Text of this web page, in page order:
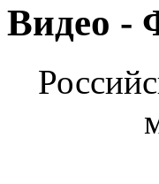
Видео